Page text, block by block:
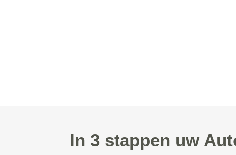
In 3 stappen uw